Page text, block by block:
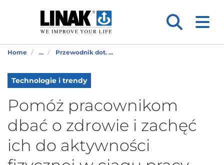
Home ... Przewodnik dot. ...
Technologie i trendy
Pomóż pracownikom
dbać o zdrowie i zachęć
ich do aktywności